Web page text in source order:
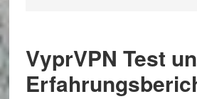
VyprVPN Test